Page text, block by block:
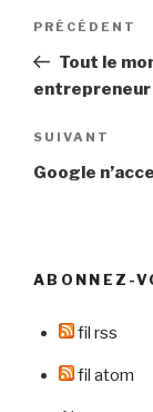
Navigation
l’article
Article
précédent
PRÉCÉDENT
Tout le
entrepreneur
Article
suivant
SUIVANT
Google
ABONNEZ-
fil rss
fil atom